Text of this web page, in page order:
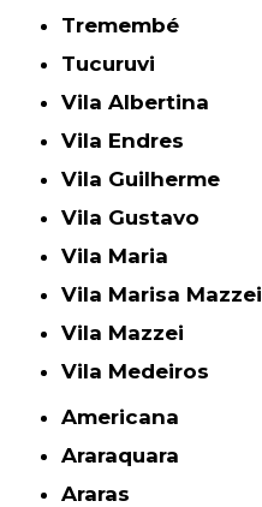
Tremembé
Tucuruvi
Vila Albertina
Vila Endres
Vila Guilherme
Vila Gustavo
Vila Maria
Vila Marisa Mazzei
Vila Mazzei
Vila Medeiros
Americana
Araraquara
Araras